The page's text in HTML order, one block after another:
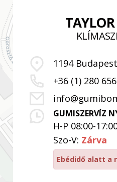
1194
+36 (1) 280
GUMISZERVÍZ
H-P 08:00-
Szo-V: Zárva
Ebédidő alatt a